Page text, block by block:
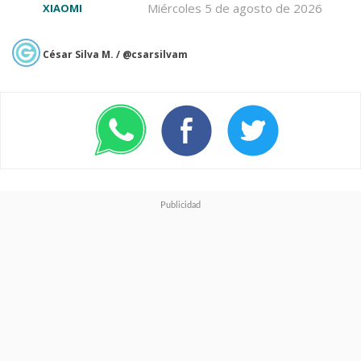
En cuanto al sonido, los FreeClip
2 integrandrivers dinámicos
respuesta de frecuencia de
Hz a 20 kHz. El resultado es un
presencia de graves y definición
Miércoles 5 de agosto de 2026
XIAOMI
César Silva M. / @csarsilvam